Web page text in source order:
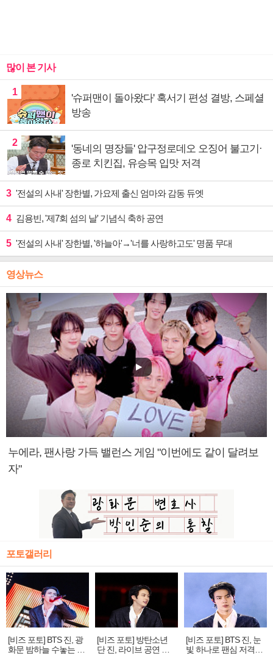
많이 본 기사
1
'슈퍼맨이 돌아왔다' 혹서기 편성 결방, 스페셜
방송
2
'동네의 명장들' 압구정로데오 오징어 불고기·
종로 치킨집, 유승목 입맛 저격
3 '전설의 사내' 장한별, 가요제 출신 엄마와 감동 듀엣
4 김용빈, '제7회 섬의 날' 기념식 축하 공연
5 '전설의 사내' 장한별, '하늘아'→'너를 사랑하고도' 명품 무대
영상뉴스
누에라, 팬사랑 가득 밸런스 게임 "이번에도 같이 달려보
자"
포토갤러리
[비즈 포토] BTS 진, 광
화문 밤하늘 수놓는 '비
[비즈 포토] 방탄소년
단 진, 라이브 공연 중
[비즈 포토] BTS 진, 눈
빛 하나로 팬심 저격…